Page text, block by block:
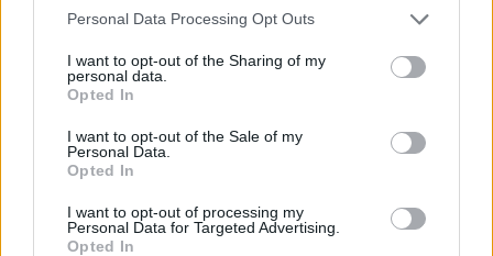
Personal Data Processing Opt Outs
I want to opt-out of the Sharing of my
personal data.
Opted In
I want to opt-out of the Sale of my
Personal Data.
Opted In
I want to opt-out of processing my
Personal Data for Targeted Advertising.
Opted In
regisztrációhoz kötött.
Az előfizetés a következőket tartalmazza:
Portfolio.hu teljes cikkarchívum
kötéslistái
Előfizetés